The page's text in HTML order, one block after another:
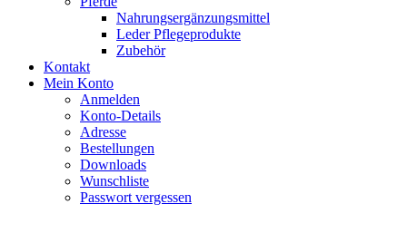
Nahrungsergänzungsmittel
Leder Pflegeprodukte
Zubehör
Kontakt
Mein Konto
Anmelden
Konto-Details
Adresse
Bestellungen
Downloads
Wunschliste
Passwort vergessen